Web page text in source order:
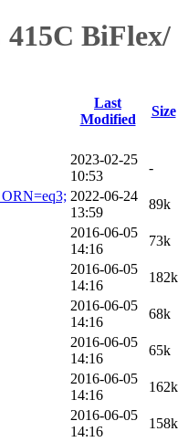
BiFlex/
Last
Modified
Size
2023-02-25
10:53
-
2022-06-24
13:59
89k
2016-06-05
14:16
73k
2016-06-05
14:16
182k
2016-06-05
14:16
68k
2016-06-05
14:16
65k
2016-06-05
14:16
162k
2016-06-05
14:16
158k